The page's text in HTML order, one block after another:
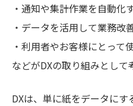
・通知や集計作業を自動化
・データを活用して業務改
・利用者やお客様にとって
などがDXの取り組みとして
DXは、単に紙をデータにす